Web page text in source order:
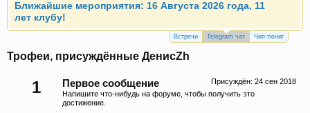
Внимание, новые участники нашего клуба!
Основное общение происходит вTelegram-чате.
Чип-тюнинг (прошивка) дизелей от
Vahmurka
Встречи Telegram чат Чип-тюниг
Трофеи, присуждённые ДенисZh
1 Присуждён: 24 сен 2018
Первое сообщение
Напишите что-нибудь на форуме, чтобы получить это
достижение.